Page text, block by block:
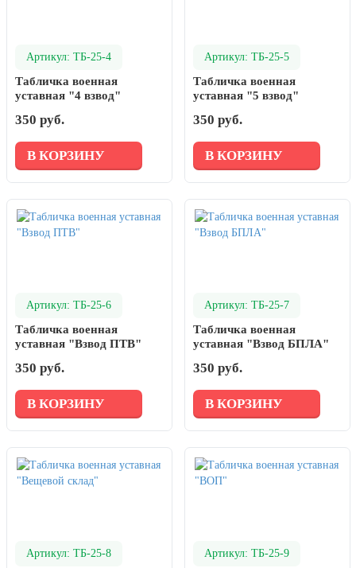
Артикул: ТБ-25-4
Табличка военная
уставная "4 взвод"
350 руб.
В КОРЗИНУ
Артикул: ТБ-25-5
Табличка военная
уставная "5 взвод"
350 руб.
В КОРЗИНУ
Артикул: ТБ-25-6
Табличка военная
уставная "Взвод ПТВ"
350 руб.
В КОРЗИНУ
Артикул: ТБ-25-7
Табличка военная
уставная "Взвод БПЛА"
350 руб.
В КОРЗИНУ
Артикул: ТБ-25-8 Артикул: ТБ-25-9